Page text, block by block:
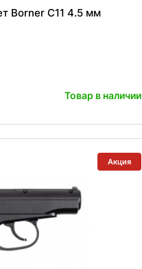
Borner C11 4.5 мм
Товар в наличии
Акция